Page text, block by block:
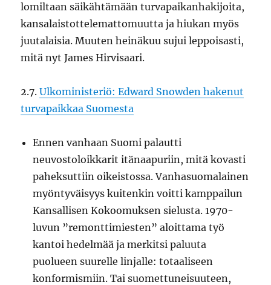
lomiltaan säikähtämään turvapaikanhakijoita,
kansalaistottelemattomuutta ja hiukan myös
juutalaisia. Muuten heinäkuu sujui leppoisasti,
mitä nyt James Hirvisaari.
2.7.Ulkoministeriö: Edward Snowden hakenut
turvapaikkaa Suomesta
Ennen vanhaan Suomi palautti
neuvostoloikkarit itänaapuriin, mitä kovasti
paheksuttiin oikeistossa. Vanhasuomalainen
myöntyväisyys kuitenkin voitti kamppailun
Kansallisen Kokoomuksen sielusta. 1970-
luvun ”remonttimiesten” aloittama työ
kantoi hedelmää ja merkitsi paluuta
puolueen suurelle linjalle: totaaliseen
konformismiin. Tai suomettuneisuuteen,